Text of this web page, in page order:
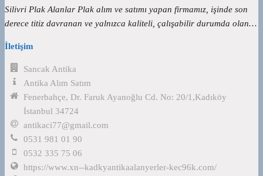
Silivri Plak Alanlar Plak alım ve satımı yapan firmamız, işinde son
derece titiz davranan ve yalnızca kaliteli, çalışabilir durumda olan…
İletişim
Sancak Antika
Antika Alım Satım
Fenerbahçe, Dr. Faruk Ayanoğlu Cd. No: 20/1,Kadıköy
İstanbul 34724
antikaci77@gmail.com
0531 981 01 90
0532 335 75 06
https://www.xn--kadkyantikaalanyerler-kec96k.com/